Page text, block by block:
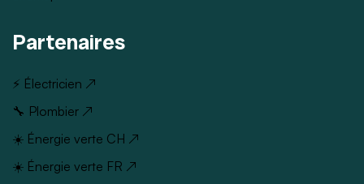
Partenaires
⚡ Électricien ↗
🔧 Plombier ↗
☀️ Énergie verte CH ↗
☀️ Énergie verte FR ↗